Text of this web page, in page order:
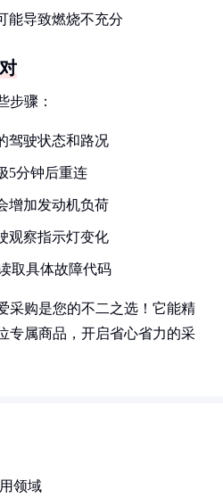
能导致燃烧不充分
步骤：
驾驶状态和路况
5分钟后重连
增加发动机负荷
观察指示灯变化
取具体故障代码
采购是您的不二之选！它能精
专属商品，开启省心省力的采
领域